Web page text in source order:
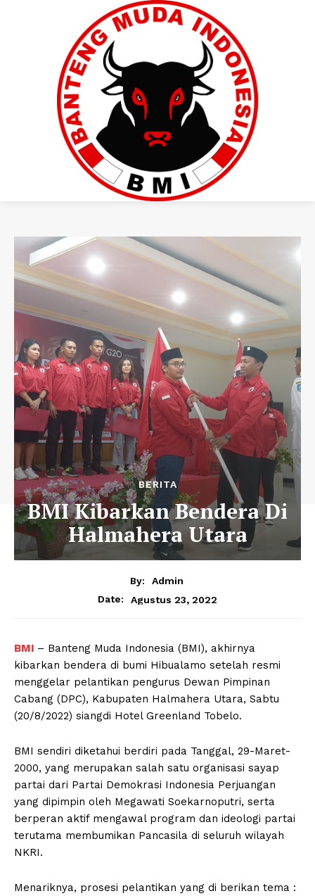
BERITA
BMI Kibarkan Bendera Di
Halmahera Utara
By:
Admin
Date:
Agustus 23, 2022
BMI – Banteng Muda Indonesia (BMI), akhirnya
kibarkan bendera di bumi Hibualamo setelah resmi
menggelar pelantikan pengurus Dewan Pimpinan
Cabang (DPC), Kabupaten Halmahera Utara, Sabtu
(20/8/2022) siangdi Hotel Greenland Tobelo.
BMI sendiri diketahui berdiri pada Tanggal, 29-Maret-
2000, yang merupakan salah satu organisasi sayap
partai dari Partai Demokrasi Indonesia Perjuangan
yang dipimpin oleh Megawati Soekarnoputri, serta
berperan aktif mengawal program dan ideologi partai
terutama membumikan Pancasila di seluruh wilayah
NKRI.
Menariknya, prosesi pelantikan yang di berikan tema :